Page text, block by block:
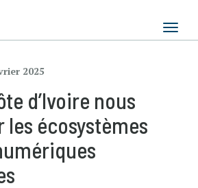
2025
d’Ivoire nous
les écosystèmes